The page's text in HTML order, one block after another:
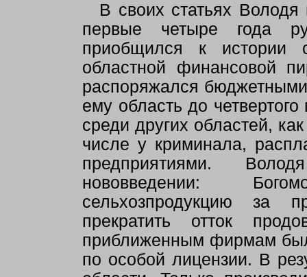
В своих статьях
первые четыре года
приобщился к истории
областной финансовой
распоряжался
ему область до
среди других областей,
числе у криминала,
предприятиями.
нововведении:
сельхозпродукцию за
прекратить отток
приближенным фирмам
по особой лицензии. В